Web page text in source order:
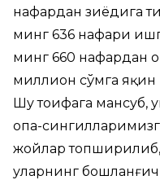
нафардан зиёдига
минг 636 нафари
минг 660 нафардан
миллион сўмга
Шу тоифага мансуб,
опа-
жойлар
уларнинг